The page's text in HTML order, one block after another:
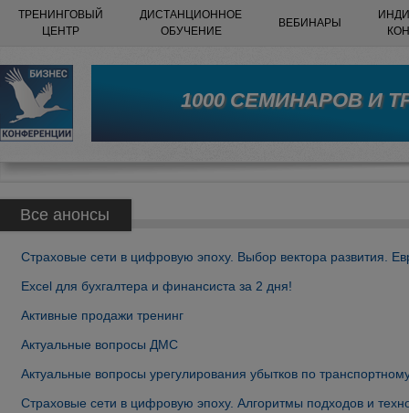
ТРЕНИНГОВЫЙ
ЦЕНТР
ДИСТАНЦИОННОЕ
ОБУЧЕНИЕ
ВЕБИНАРЫ
1000 СЕМИНАРОВ И
Все анонсы
Страховые сети в цифровую эпоху. Выбор вектора развития.
Excel для бухгалтера и финансиста за 2 дня!
Активные продажи тренинг
Актуальные вопросы ДМС
Актуальные вопросы урегулирования убытков по
Страховые сети в цифровую эпоху. Алгоритмы подходов и